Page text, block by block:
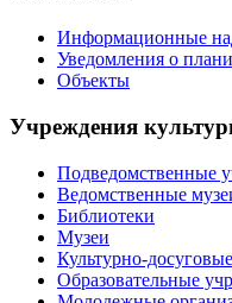
Информационные
Уведомления о
Объекты
Учреждения
Подведомственные
Ведомственные
Библиотеки
Музеи
Культурно-
Образовательные